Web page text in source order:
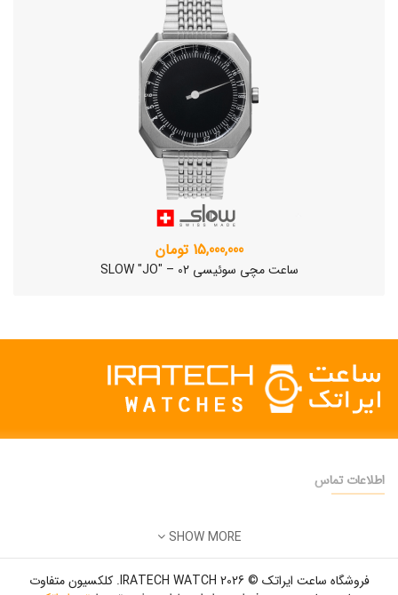
15,000,000 تومان
ساعت مچی سوئیسی SLOW "JO" – 02
ساعت مچی سوئیسی SLOW "AM/PM" – 01..
12,500,000 تومان
اطلاعات تماس
ایمیل:
SHOW MORE
فروشگاه ساعت ایراتک © 2026 IRATECH WATCH. کلکسیون متفاوت